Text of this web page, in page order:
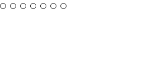
2 3 4 5 6 7 8